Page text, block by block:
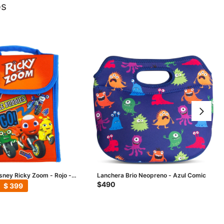
Ricky Zoom - Rojo -
$399
Lanchera Brio Neopreno - Azul Comic
$490